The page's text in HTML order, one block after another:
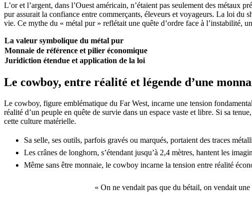
L’or et l’argent, dans l’Ouest américain, n’étaient pas seulement des métaux
pur assurait la confiance entre commerçants, éleveurs et voyageurs. La loi du
vie. Ce mythe du « métal pur » reflétait une quête d’ordre face à l’instabilité,
La valeur symbolique du métal pur
Monnaie de référence et pilier économique
Juridiction étendue et application de la loi
Le cowboy, entre réalité et légende d’une
Le cowboy, figure emblématique du Far West, incarne une tension
réalité d’un peuple en quête de survie dans un espace vaste et libre. Si sa
cette culture matérielle.
Sa selle, ses outils, parfois gravés ou marqués, portaient des traces
Les crânes de longhorn, s’étendant jusqu’à 2,4 mètres, hantent les
Même sans être monnaie, le cowboy incarne la tension entre réalité
« On ne vendait pas que du bétail, on vendait